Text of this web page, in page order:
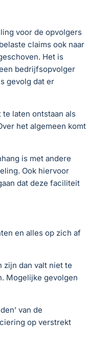
voor de opvolgers
claims ook naar
Het is
bedrijfsopvolger
gevolg dat er
laten ontstaan als
het algemeen komt
is met andere
Ook hiervoor
dat deze faciliteit
en alles op zich af
zijn dan valt niet te
Mogelijke gevolgen
van de
op verstrekt